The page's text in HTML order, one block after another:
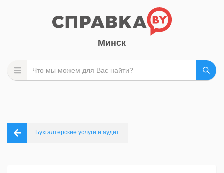
Минск
Бухгалтерские услуги и аудит